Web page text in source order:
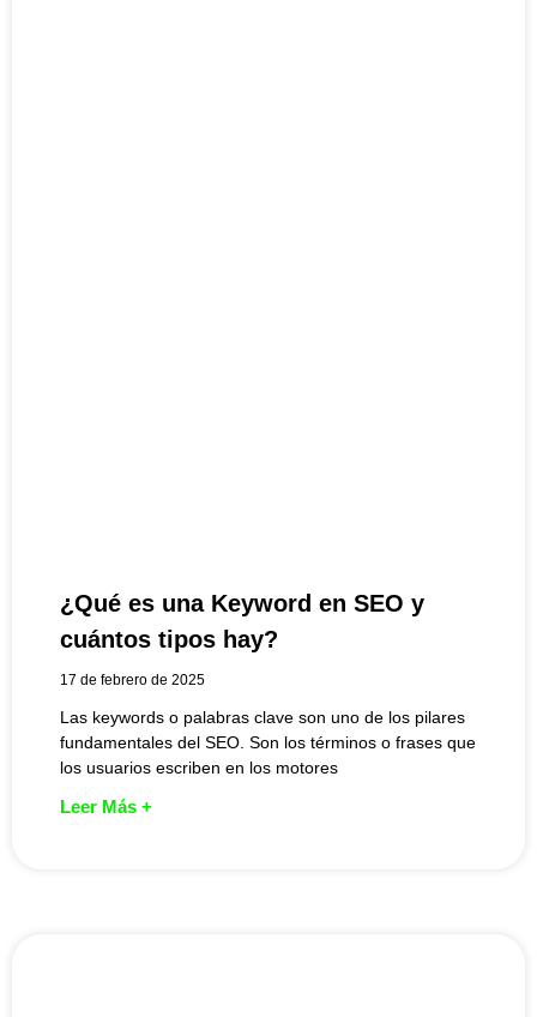
¿Qué es una Keyword en SEO y
cuántos tipos hay?
17 de febrero de 2025
Las keywords o palabras clave son uno de los pilares
fundamentales del SEO. Son los términos o frases que
los usuarios escriben en los motores
Leer Más +